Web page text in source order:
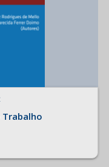
Trabalho